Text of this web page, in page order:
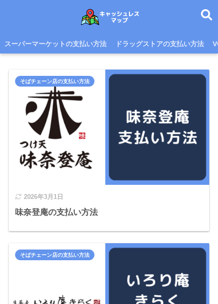
スーパーマーケットの支払い方法 ドラッグストアの支払い方法
2026年3月1日
味奈登庵の支払い方法
そばチェーン店の支払い方法
そばチェーン店の支払い方法